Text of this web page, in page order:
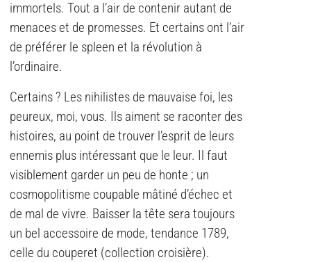
immortels. Tout a l’air de contenir autant de
menaces et de promesses. Et certains ont l’air
de préférer le spleen et la révolution à
l’ordinaire.
Certains ? Les nihilistes de mauvaise foi, les
peureux, moi, vous. Ils aiment se raconter des
histoires, au point de trouver l’esprit de leurs
ennemis plus intéressant que le leur. Il faut
visiblement garder un peu de honte ; un
cosmopolitisme coupable mâtiné d’échec et
de mal de vivre. Baisser la tête sera toujours
un bel accessoire de mode, tendance 1789,
celle du couperet (collection croisière).